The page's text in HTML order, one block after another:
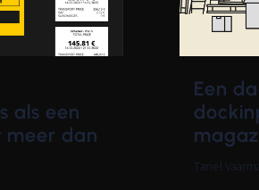
als een
meer dan
Een
Tanel